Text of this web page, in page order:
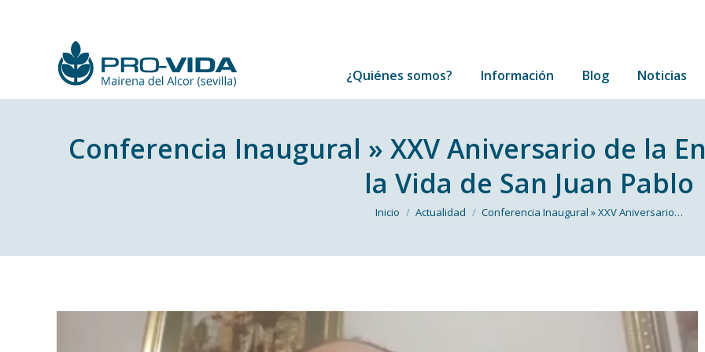
¿Quiénes somos? Información Blog Noticias
Conferencia Inaugural » XXV Aniversario de la
la Vida de San Juan Pablo
Estás aquí:
Inicio Actualidad Conferencia Inaugural » XXV Aniversario…